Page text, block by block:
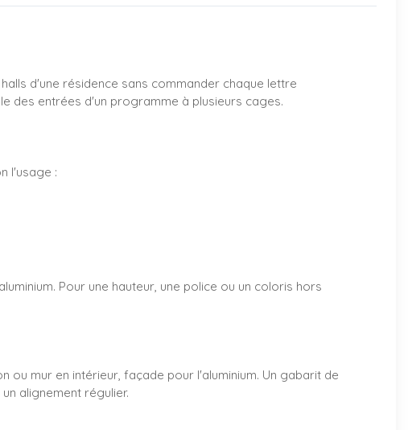
d'une résidence sans commander chaque lettre
des entrées d'un programme à plusieurs cages.
l'usage :
Pour une hauteur, une police ou un coloris hors
mur en intérieur, façade pour l'aluminium. Un gabarit de
alignement régulier.